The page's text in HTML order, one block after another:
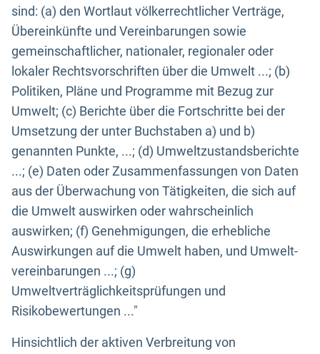
sind: (a) den Wortlaut völkerrechtlicher Verträge,
Übereinkünfte und Vereinbarungen sowie
gemeinschaftlicher, nationaler, regionaler oder
lokaler Rechtsvorschriften über die Umwelt ...; (b)
Politiken, Pläne und Programme mit Bezug zur
Umwelt; (c) Berichte über die Fortschritte bei der
Umsetzung der unter Buchstaben a) und b)
genannten Punkte, ...; (d) Umweltzustandsberichte
...; (e) Daten oder Zusammenfassungen von Daten
aus der Überwachung von Tätigkeiten, die sich auf
die Umwelt auswirken oder wahrscheinlich
auswirken; (f) Genehmigungen, die erhebliche
Auswirkungen auf die Umwelt haben, und Umwelt-
vereinbarungen ...; (g)
Umweltverträglichkeitsprüfungen und
Risikobewertungen ..."
Hinsichtlich der aktiven Verbreitung von